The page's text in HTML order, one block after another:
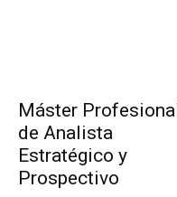
Máster
de Analista
Estratégico y
Prospectivo